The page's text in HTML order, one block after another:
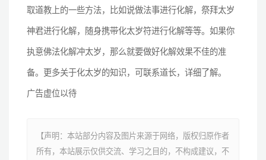
取道教上的一些方法，比如说做法事进行化解，祭拜太岁
神君进行化解，随身携带化太岁符进行化解等等。如果你
执意佛法化解冲太岁，那么就要做好化解效果不佳的准
备。更多关于化太岁的知识，可联系道长，详细了解。
广告虚位以待
【声明：本站部分内容及图片来源于网络，版权归原作者
所有，本站展示仅供交流、学习之目的，不构成建议，不